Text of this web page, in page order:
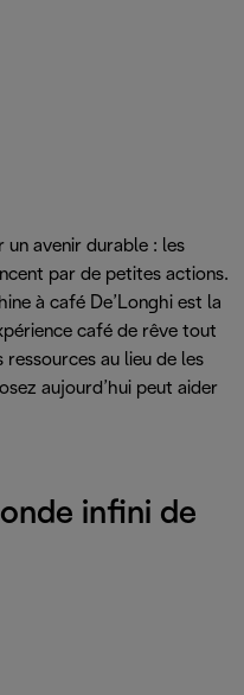
un avenir durable : les
par de petites actions.
à café De’Longhi est la
café de rêve tout
au lieu de les
aujourd’hui peut aider
infini de